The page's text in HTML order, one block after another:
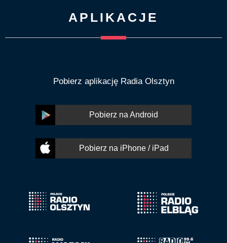
APLIKACJE
Pobierz aplikację Radia Olsztyn
Pobierz na Android
Pobierz na iPhone / iPad